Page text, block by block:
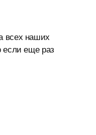
всех наших
если еще раз